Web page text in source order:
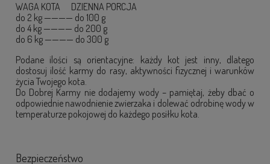
WAGA KOTA DZIENNA PORCJA
do 2 kg ———— do 100 g
do 4 kg ———— do 200 g
do 6 kg ———— do 300 g
Podane ilości są orientacyjne: każdy kot jest inny, dlatego
dostosuj ilość karmy do rasy, aktywności fizycznej i warunków
życia Twojego kota.
Do Dobrej Karmy nie dodajemy wody – pamiętaj, żeby dbać o
odpowiednie nawodnienie zwierzaka i dolewać odrobinę wody w
temperaturze pokojowej do każdego posiłku kota.
Bezpieczeństwo